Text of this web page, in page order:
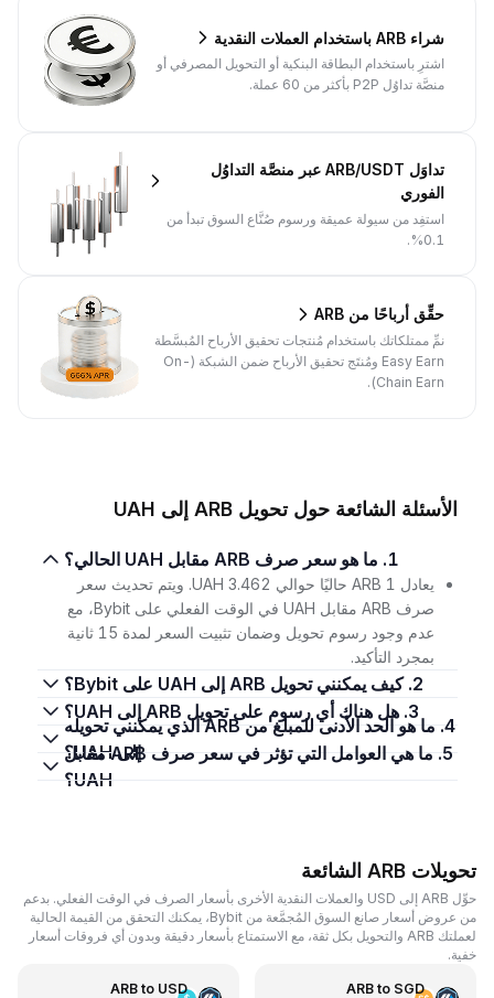
شراء ARB باستخدام العملات النقدية
اشترِ باستخدام البطاقة البنكية أو التحويل المصرفي أو
منصَّة تداوُل P2P بأكثر من 60 عملة.
تداوَل ARB/USDT عبر منصَّة التداوُل
الفوري
استفِد من سيولة عميقة ورسوم صُنَّاع السوق تبدأ من
0.1%.
حقِّق أرباحًا من ARB
نمِّ ممتلكاتك باستخدام مُنتجات تحقيق الأرباح المُبسَّطة
Easy Earn ومُنتَج تحقيق الأرباح ضمن الشبكة (On-
Chain Earn).
الأسئلة الشائعة حول تحويل ARB إلى UAH
1. ما هو سعر صرف ARB مقابل UAH الحالي؟
يعادل 1 ARB حاليًا حوالي 3.462 UAH. ويتم تحديث سعر
صرف ARB مقابل UAH في الوقت الفعلي على Bybit، مع
عدم وجود رسوم تحويل وضمان تثبيت السعر لمدة 15 ثانية
بمجرد التأكيد.
2. كيف يمكنني تحويل ARB إلى UAH على Bybit؟
3. هل هناك أي رسوم على تحويل ARB إلى UAH؟
4. ما هو الحد الأدنى للمبلغ من ARB الذي يمكنني تحويله
إلى UAH؟5. ما هي العوامل التي تؤثر في سعر صرف ARB مقابل
UAH؟
تحويلات ARB الشائعة
حوِّل ARB إلى USD والعملات النقدية الأخرى بأسعار الصرف في الوقت الفعلي. بدعم
من عروض أسعار صانع السوق المُجمَّعة من Bybit، يمكنك التحقق من القيمة الحالية
لعملتك ARB والتحويل بكل ثقة، مع الاستمتاع بأسعار دقيقة وبدون أي فروقات أسعار
خفية.
ARB to SGD
ARB to USD